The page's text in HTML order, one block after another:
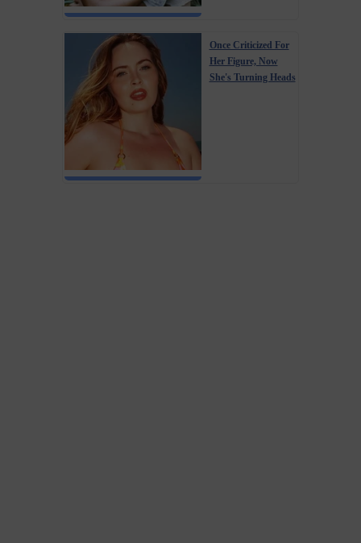
Once Criticized For
Her Figure, Now
She's Turning Heads